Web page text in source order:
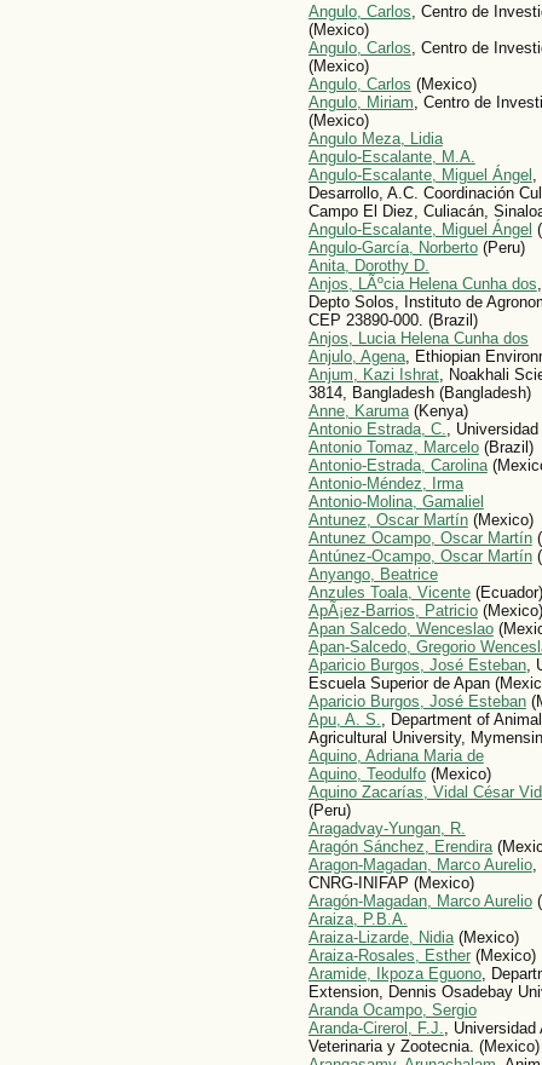
Angulo, Carlos , Centro de
(Mexico)
Angulo, Carlos , Centro de
(Mexico)
Angulo, Carlos (Mexico)
Angulo, Miriam , Centro de
(Mexico)
Angulo Meza, Lidia
Angulo-Escalante, M.A.
Angulo-Escalante, Miguel Ángel
Desarrollo, A.C. Coordinación
Campo El Diez, Culiacán,
Angulo-Escalante, Miguel Ángel
Angulo-García, Norberto(Peru)
Anita, Dorothy D.
Anjos, LÃºcia Helena Cunha dos
Depto Solos, Instituto de
CEP 23890-000. (Brazil)
Anjos, Lucia Helena Cunha dos
Anjulo, Agena, Ethiopian
Anjum, Kazi Ishrat, Noakhali
3814, Bangladesh (Bangladesh)
Anne, Karuma(Kenya)
Antonio Estrada, C.
,
Antonio Tomaz, Marcelo(Brazil)
Antonio-Estrada, Carolina
Antonio-Méndez, Irma
Antonio-Molina, Gamaliel
Antunez, Oscar Martín(Mexico)
Antunez Ocampo, Oscar Martín
Antúnez-Ocampo, Oscar Martín
Anyango, Beatrice
Anzules Toala, Vicente(Ecuador)
ApÃ¡ez-Barrios, Patricio(Mexico)
Apan Salcedo, Wenceslao
Apan-Salcedo, Gregorio
Aparicio Burgos, José Esteban,
Escuela Superior de Apan
Aparicio Burgos, José Esteban
Apu, A. S.
, Department of
Agricultural University,
Aquino, Adriana Maria de
Aquino, Teodulfo(Mexico)
Aquino Zacarías, Vidal César
(Peru)
Aragadvay-Yungan, R.
Aragón Sánchez, Erendira
Aragon-Magadan, Marco Aurelio,
CNRG-INIFAP (Mexico)
Aragón-Magadan, Marco Aurelio
Araiza, P.B.A.
Araiza-Lizarde, Nidia(Mexico)
Araiza-Rosales, Esther(Mexico)
Aramide, Ikpoza Eguono,
Extension, Dennis Osadebay
Aranda Ocampo, Sergio
Aranda-Cirerol, F.J.
,
Veterinaria y Zootecnia. (Mexico)